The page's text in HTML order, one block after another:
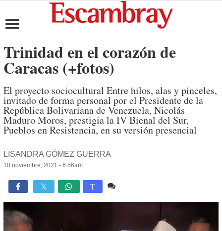
Trinidad en el corazón de
Caracas (+fotos)
El proyecto sociocultural Entre hilos, alas y pinceles,
invitado de forma personal por el Presidente de la
República Bolivariana de Venezuela, Nicolás
Maduro Moros, prestigia la IV Bienal del Sur,
Pueblos en Resistencia, en su versión presencial
LISANDRA GÓMEZ GUERRA
10 noviembre, 2021 - 6:56am
 T